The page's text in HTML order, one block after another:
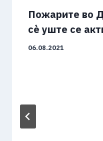
Пожарите во
сѐ уште се
06.08.2021